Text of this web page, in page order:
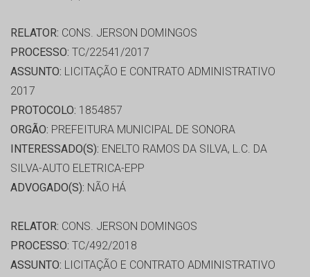
RELATOR: CONS. JERSON DOMINGOS
PROCESSO: TC/22541/2017
ASSUNTO: LICITAÇÃO E CONTRATO ADMINISTRATIVO
2017
PROTOCOLO: 1854857
ORGÃO: PREFEITURA MUNICIPAL DE SONORA
INTERESSADO(S): ENELTO RAMOS DA SILVA, L.C. DA
SILVA-AUTO ELETRICA-EPP
ADVOGADO(S): NÃO HÁ
RELATOR: CONS. JERSON DOMINGOS
PROCESSO: TC/492/2018
ASSUNTO: LICITAÇÃO E CONTRATO ADMINISTRATIVO